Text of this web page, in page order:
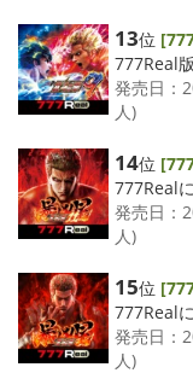
13位
777Real
発売日：
人)
14位
777Real
発売日：
人)
15位
777Real
発売日：
人)